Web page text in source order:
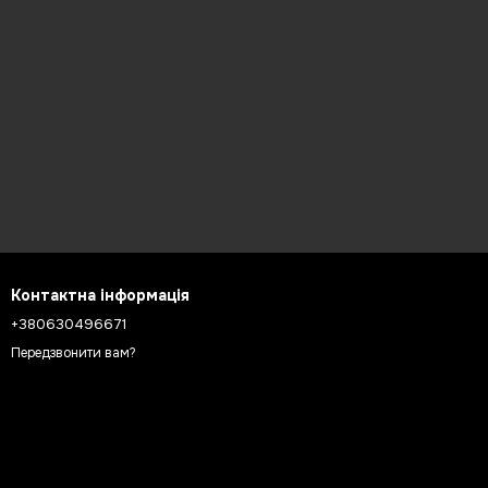
Контактна інформація
+380630496671
Передзвонити вам?